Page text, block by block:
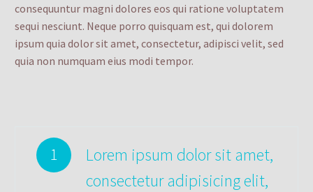
consequuntur magni dolores eos qui ratione voluptatem
sequi nesciunt. Neque porro quisquam est, qui dolorem
ipsum quia dolor sit amet, consectetur, adipisci velit, sed
quia non numquam eius modi tempor.
1
Lorem ipsum dolor sit amet,
consectetur adipisicing elit,